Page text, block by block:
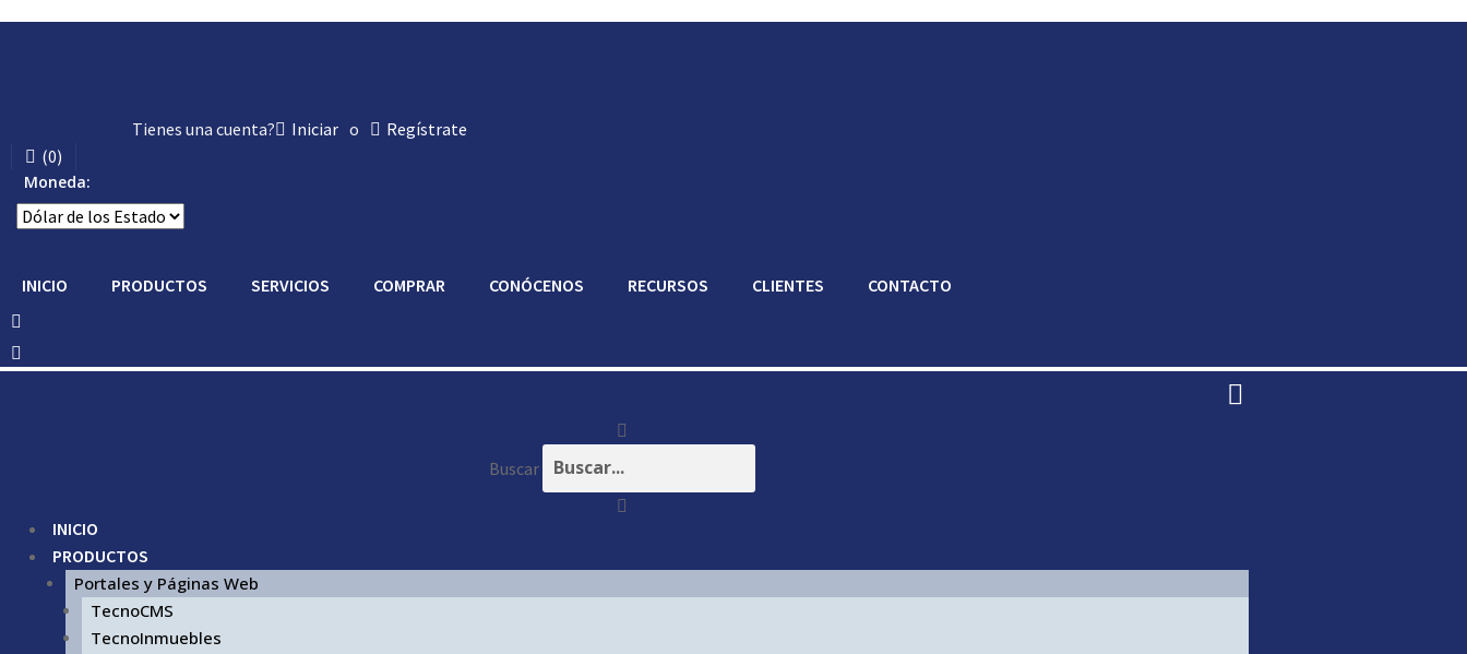
Tienes una cuenta? Iniciar o
Regístrate
(0)
Moneda:
INICIO PRODUCTOS SERVICIOS COMPRAR CONÓCENOS RECURSOS CLIENTES CONTACTO
Buscar
INICIO
PRODUCTOS
Portales y Páginas Web
TecnoCMS
TecnoInmuebles